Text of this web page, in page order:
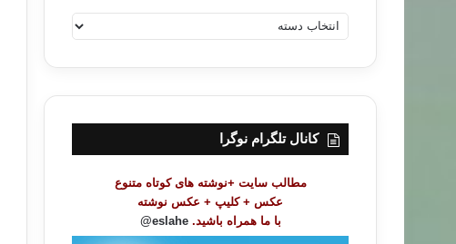
ه
ت
ض
کانال تلگرام نوگرا
مطالب سایت +نوشته های کوتاه متنوع
عکس + کلیپ + عکس نوشته
با ما همراه باشید. eslahe@